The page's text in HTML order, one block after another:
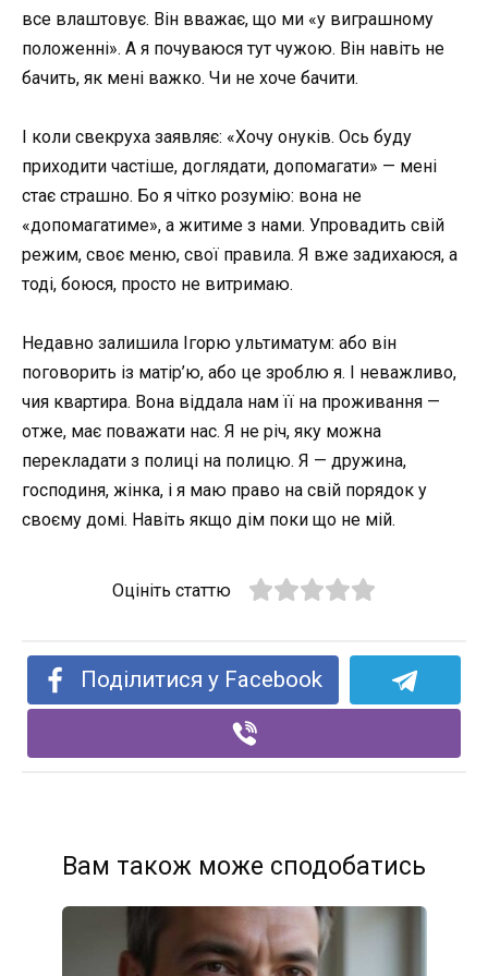
все влаштовує. Він вважає, що ми «у виграшному
положенні». А я почуваюся тут чужою. Він навіть не
бачить, як мені важко. Чи не хоче бачити.
І коли свекруха заявляє: «Хочу онуків. Ось буду
приходити частіше, доглядати, допомагати» — мені
стає страшно. Бо я чітко розумію: вона не
«допомагатиме», а житиме з нами. Упровадить свій
режим, своє меню, свої правила. Я вже задихаюся, а
тоді, боюся, просто не витримаю.
Недавно залишила Ігорю ультиматум: або він
поговорить із матір’ю, або це зроблю я. І неважливо,
чия квартира. Вона віддала нам її на проживання —
отже, має поважати нас. Я не річ, яку можна
перекладати з полиці на полицю. Я — дружина,
господиня, жінка, і я маю право на свій порядок у
своєму домі. Навіть якщо дім поки що не мій.
Оцініть статтю
Поділитися у Facebook
Вам також може сподобатись